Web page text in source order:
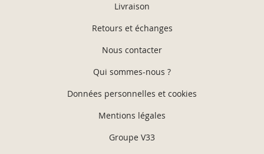
Livraison
Retours et échanges
Nous contacter
Qui sommes-nous ?
Données personnelles et cookies
Mentions légales
Groupe V33